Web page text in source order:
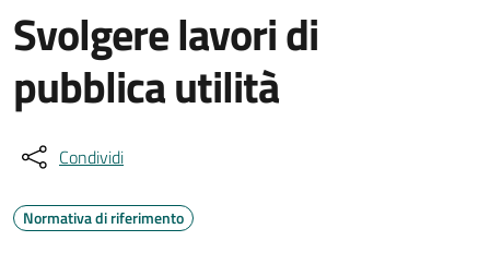
Svolgere lavori di
pubblica utilità
Condividi
Normativa di riferimento